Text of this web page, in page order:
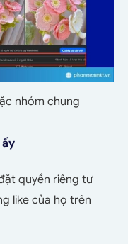
nhóm chung
quyền riêng tư
like của họ trên